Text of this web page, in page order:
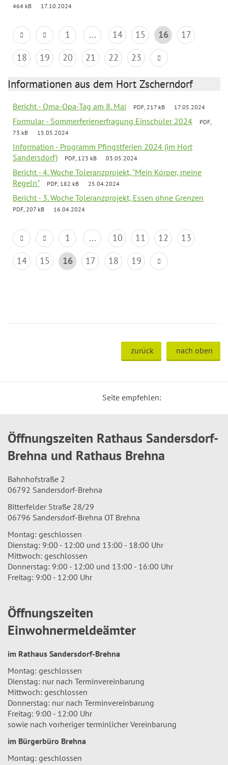
464 kB
17.10.2024
1 ... 14 15 16
17
18
19 20 21 22 23
Informationen aus dem Hort Zscherndorf
Bericht - Oma-Opa-Tag am 8. Mai PDF, 217 kB 17.05.2024
Formular - Sommerferienerfragung Einschüler 2024
PDF,
73 kB
15.05.2024
Information - Programm Pfingstferien 2024 (im Hort
Sandersdorf)
PDF, 123 kB 03.05.2024
Bericht - 4. Woche Toleranzprojekt, "Mein Körper, meine
Regeln"
PDF, 182 kB 25.04.2024
Bericht - 3. Woche Toleranzprojekt, Essen ohne Grenzen
PDF, 207 kB 16.04.2024
1 ... 10 11 12
13
14
15 16 17 18 19
zurück nach oben
Seite empfehlen:
Öffnungszeiten Rathaus Sandersdorf-
Brehna und Rathaus Brehna
Bahnhofstraße 2
06792 Sandersdorf-Brehna
Bitterfelder Straße 28/29
06796 Sandersdorf-Brehna OT Brehna
Montag: geschlossen
Dienstag: 9:00 - 12:00 und 13:00 - 18:00 Uhr
Mittwoch: geschlossen
Donnerstag: 9:00 - 12:00 und 13:00 - 16:00 Uhr
Freitag: 9:00 - 12:00 Uhr
Öffnungszeiten
Einwohnermeldeämter
im Rathaus Sandersdorf-Brehna
Montag: geschlossen
Dienstag: nur nach Terminvereinbarung
Mittwoch: geschlossen
Donnerstag: nur nach Terminvereinbarung
Freitag: 9:00 - 12:00 Uhr
sowie nach vorheriger terminlicher Vereinbarung
im Bürgerbüro Brehna
Montag: geschlossen